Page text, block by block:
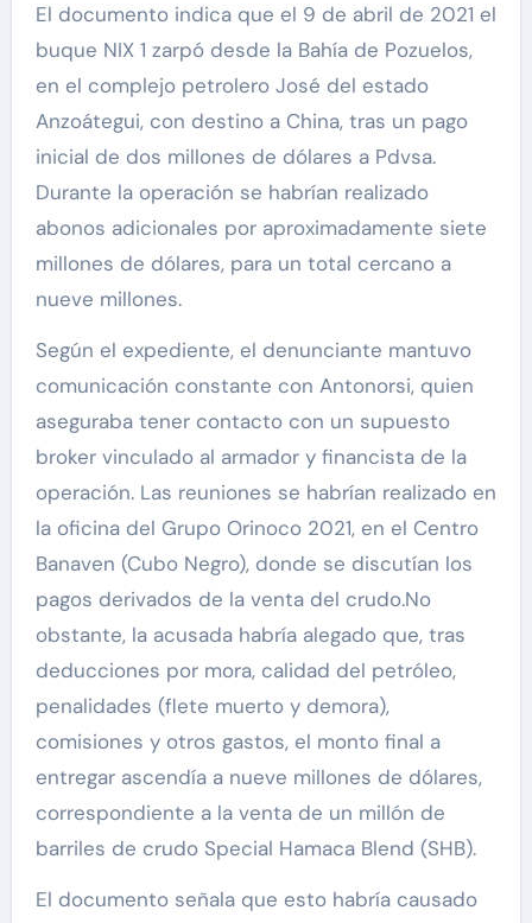
El documento indica que el 9 de abril de 2021 el
buque NIX 1 zarpó desde la Bahía de Pozuelos,
en el complejo petrolero José del estado
Anzoátegui, con destino a China, tras un pago
inicial de dos millones de dólares a Pdvsa.
Durante la operación se habrían realizado
abonos adicionales por aproximadamente siete
millones de dólares, para un total cercano a
nueve millones.
Según el expediente, el denunciante mantuvo
comunicación constante con Antonorsi, quien
aseguraba tener contacto con un supuesto
broker vinculado al armador y financista de la
operación. Las reuniones se habrían realizado en
la oficina del Grupo Orinoco 2021, en el Centro
Banaven (Cubo Negro), donde se discutían los
pagos derivados de la venta del crudo.No
obstante, la acusada habría alegado que, tras
deducciones por mora, calidad del petróleo,
penalidades (flete muerto y demora),
comisiones y otros gastos, el monto final a
entregar ascendía a nueve millones de dólares,
correspondiente a la venta de un millón de
barriles de crudo Special Hamaca Blend (SHB).
El documento señala que esto habría causado